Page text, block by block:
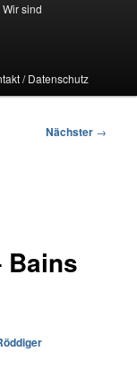
Wir sind
/ Datenschutz
Nächster →
Bains